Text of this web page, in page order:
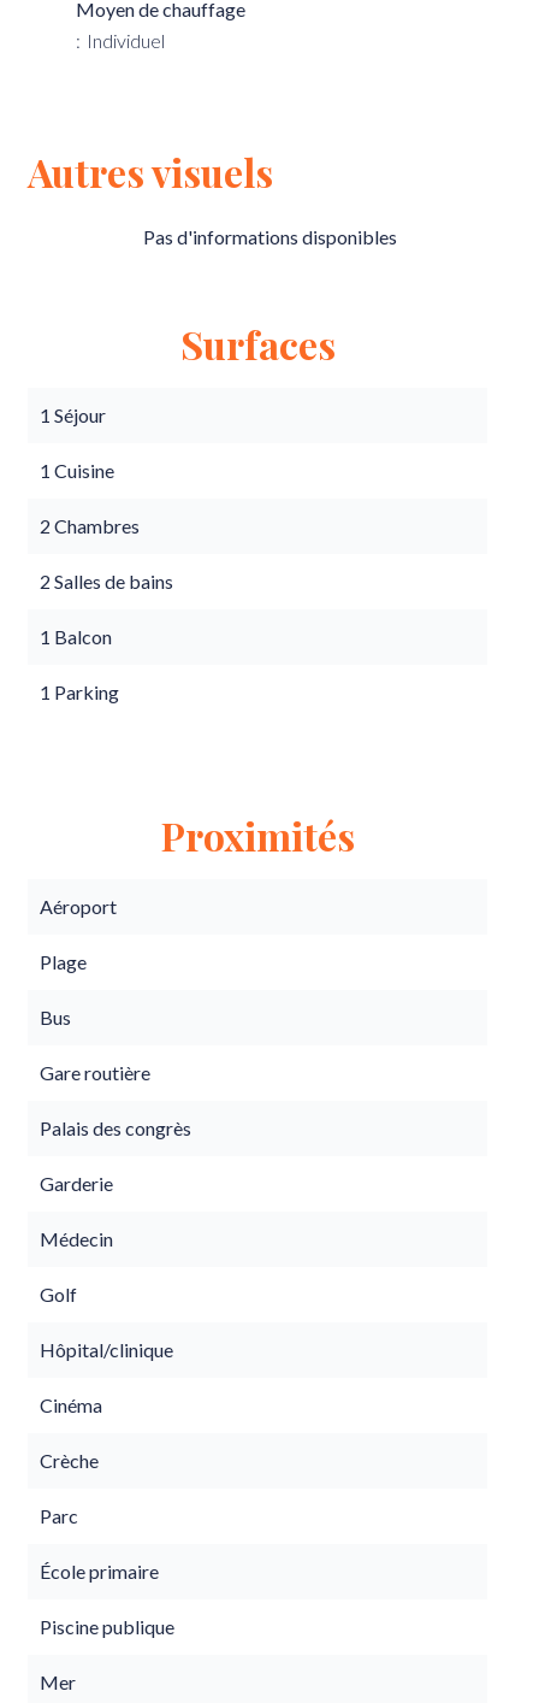
Moyen de chauffage
Individuel
Autres visuels
Pas d'informations disponibles
Surfaces
1 Séjour
1 Cuisine
2 Chambres
2 Salles de bains
1 Balcon
1 Parking
Proximités
Aéroport
Plage
Bus
Gare routière
Palais des congrès
Garderie
Médecin
Golf
Hôpital/clinique
Cinéma
Crèche
Parc
École primaire
Piscine publique
Mer